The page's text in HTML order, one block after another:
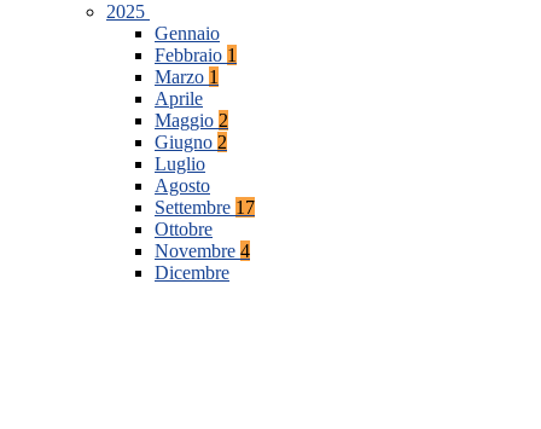
2025
Gennaio
Febbraio 1
Marzo 1
Aprile
Maggio 2
Giugno 2
Luglio
Agosto
Settembre 17
Ottobre
Novembre 4
Dicembre